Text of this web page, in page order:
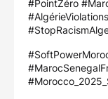
#PointZéro